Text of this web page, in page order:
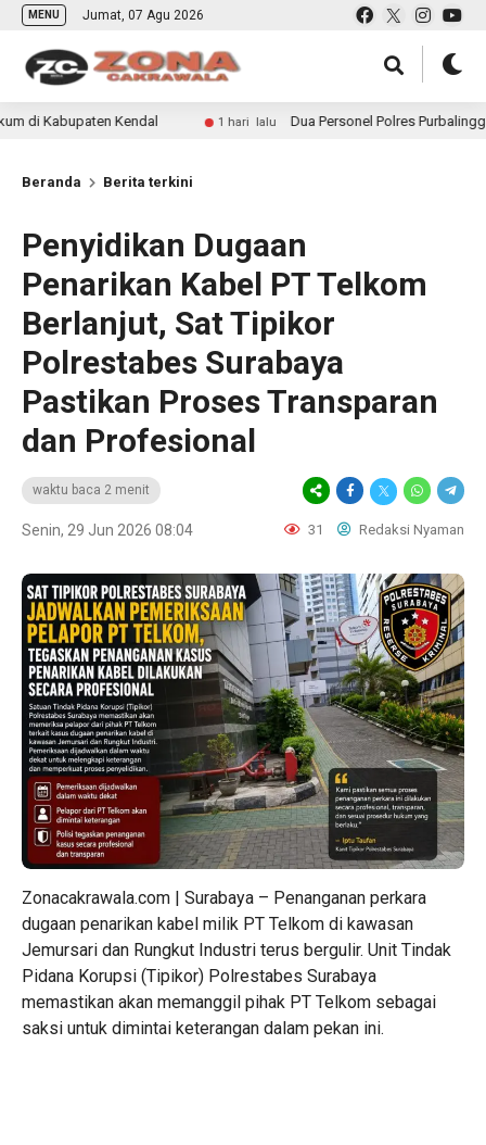
MENU Jumat, 07 Agu 2026
Kendal 1 hari lalu Dua Personel Polres Purbalingga Naik
Beranda Berita terkini
Penyidikan Dugaan
Penarikan Kabel PT Telkom
Berlanjut, Sat Tipikor
Polrestabes Surabaya
Pastikan Proses Transparan
dan Profesional
waktu baca 2 menit
Senin, 29 Jun 2026 08:04 31 Redaksi Nyaman
Zonacakrawala.com | Surabaya – Penanganan perkara
dugaan penarikan kabel milik PT Telkom di kawasan
Jemursari dan Rungkut Industri terus bergulir. Unit Tindak
Pidana Korupsi (Tipikor) Polrestabes Surabaya
memastikan akan memanggil pihak PT Telkom sebagai
saksi untuk dimintai keterangan dalam pekan ini.